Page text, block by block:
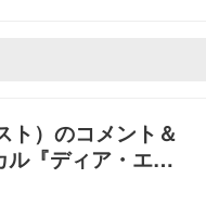
ト）のコメント＆
『ディア・エ…